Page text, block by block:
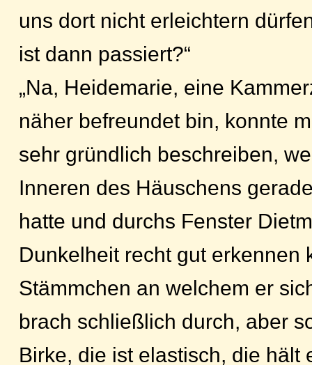
uns dort nicht erleichtern
ist dann passiert?“
„Na, Heidemarie, eine
näher befreundet bin, konnte
sehr gründlich beschreiben,
Inneren des Häuschens
hatte und durchs Fenster
Dunkelheit recht gut erkennen
Stämmchen an welchem er
brach schließlich durch, aber
Birke, die ist elastisch, die hält